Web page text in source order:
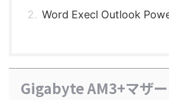
Word Execl Outlook
Gigabyte AM3+マザ